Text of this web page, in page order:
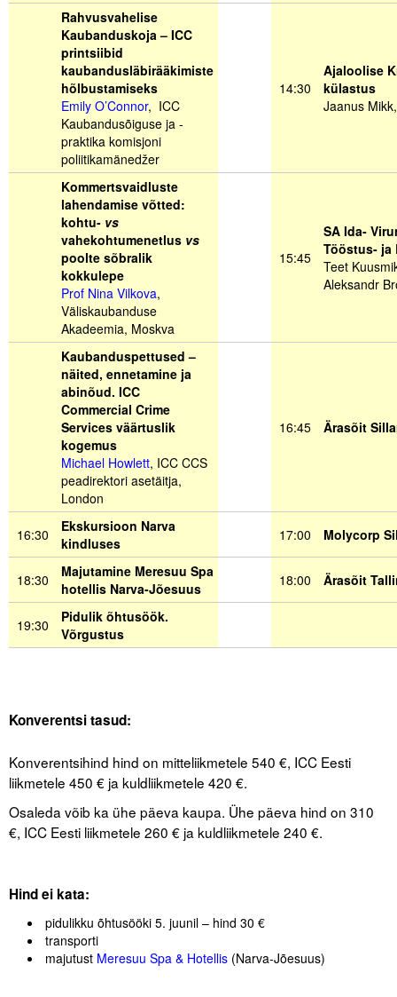
Rahvusvahelise
Kaubanduskoja – ICC
printsiibid
kaubandusläbirääkimiste
hõlbustamiseks
Emily O’Connor, ICC
Kaubandusõiguse ja -
praktika komisjoni
poliitikamänedžer
14:30
Ajaloolise
külastus
Jaanus
Kommertsvaidluste
lahendamise võtted:
kohtu- vs
vahekohtumenetlus vs
poolte sõbralik
kokkulepe
Prof Nina Vilkova,
Väliskaubanduse
Akadeemia, Moskva
15:45
SA Ida-
Tööstus-
Teet
Aleksandr
Kaubanduspettused –
näited, ennetamine ja
abinõud. ICC
Commercial Crime
Services väärtuslik
kogemus
Michael Howlett, ICC CCS
peadirektori asetäitja,
London
16:45 Ärasõit
16:30
Ekskursioon Narva
kindluses
17:00 Molycorp
18:30
Majutamine Meresuu Spa
hotellis Narva-Jõesuus
18:00 Ärasõit
19:30
Pidulik õhtusöök.
Võrgustus
Konverentsi tasud:
Konverentsihind hind on mitteliikmetele 540 €, ICC Eesti
liikmetele 450 € ja kuldliikmetele 420 €.
Osaleda võib ka ühe päeva kaupa. Ühe päeva hind on 310
€, ICC Eesti liikmetele 260 € ja kuldliikmetele 240 €.
Hind ei kata:
pidulikku õhtusööki 5. juunil – hind 30 €
transporti
majutust Meresuu Spa & Hotellis (Narva-Jõesuus)